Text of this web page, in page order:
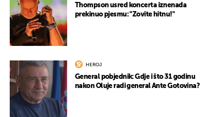
Thompson usred koncerta iznenada
prekinuo pjesmu: "Zovite hitnu!"
HEROJ
General pobjednik: Gdje i što 31 godinu
nakon Oluje radi general Ante Gotovina?